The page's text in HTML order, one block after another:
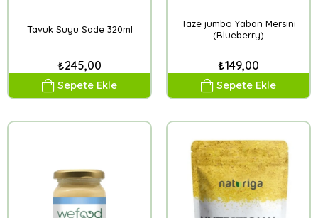
Tavuk Suyu Sade 320ml
₺245,00
Sepete Ekle
Taze jumbo Yaban Mersini
(Blueberry)
₺149,00
Sepete Ekle